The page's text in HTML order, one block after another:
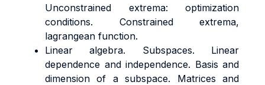
Unconstrained extrema: optimization
conditions. Constrained extrema,
lagrangean function.
Linear algebra. Subspaces. Linear
dependence and independence. Basis and
dimension of a subspace. Matrices and